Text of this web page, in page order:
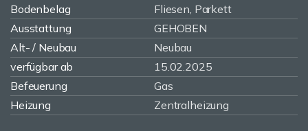
Bodenbelag
Fliesen, Parkett
Ausstattung
GEHOBEN
Alt- / Neubau
Neubau
verfügbar ab
15.02.2025
Befeuerung
Gas
Heizung
Zentralheizung